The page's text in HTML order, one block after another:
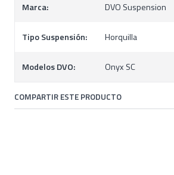
Marca: DVO Suspension
Tipo Suspensión: Horquilla
Modelos DVO: Onyx SC
COMPARTIR ESTE PRODUCTO